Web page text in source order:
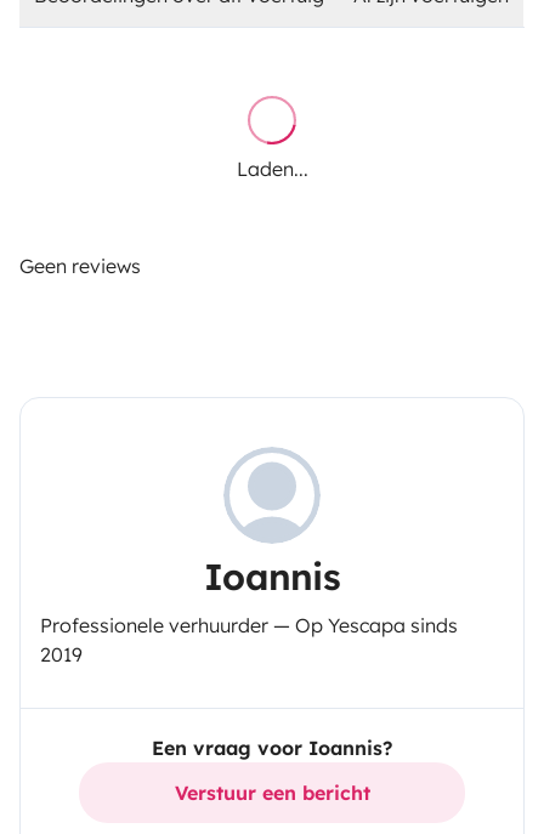
Laden...
Geen reviews
Ioannis
Professionele verhuurder — Op Yescapa sinds
2019
Een vraag voor Ioannis?
Verstuur een bericht